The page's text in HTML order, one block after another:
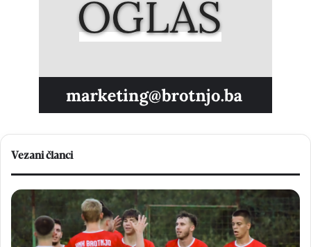
Vezani članci
Blizancima
proslavljen
18.